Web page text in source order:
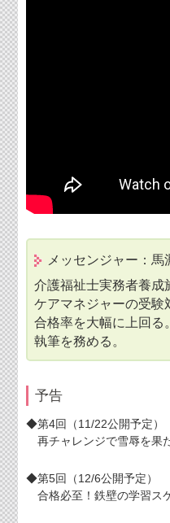
メッセンジャー：
介護福祉士実務者養成
ケアマネジャーの受験
合格率を大幅に上回る
執筆を務める。
予告
◆第4回（11/22公開予定）
再チャレンジで雪辱を果
◆第5回（12/6公開予定）
合格必至！鉄壁の学習ス